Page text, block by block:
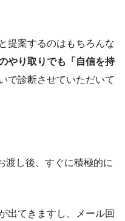
提案するのはもちろんな
やり取りでも「自信を持
で診断させていただいて
渡し後、すぐに積極的に
出てきますし、メール回